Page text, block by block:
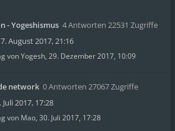
- Yogeshismus 4 Antworten 22531 Zugriffe
7. August 2017, 21:16
vonYogesh, 29. Dezember 2017, 10:09
network 0 Antworten 27067 Zugriffe
Juli 2017, 17:28
von Mao, 30. Juli 2017, 17:28